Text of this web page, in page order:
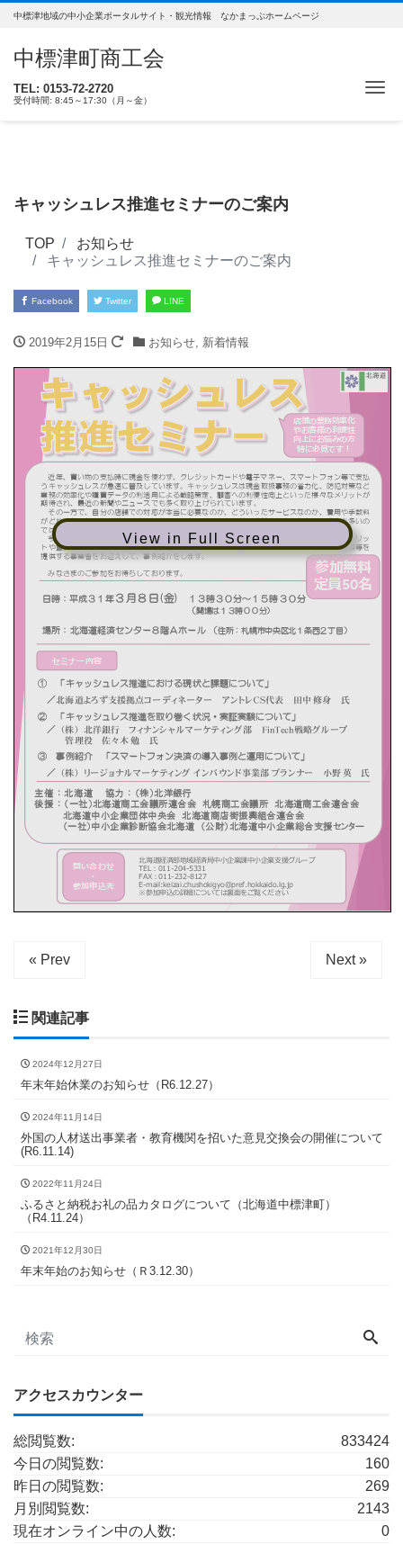
中標津地域の中小企業ポータルサイト・観光情報 なかまっぷホームページ
中標津町商工会
TEL: 0153-72-2720
受付時間: 8:45～17:30（月～金）
ナ
キャッシュレス推進セミナーのご案内
TOP
お知らせ
キャッシュレス推進セミナーのご案内
Facebook Twitter LINE
2019年2月15日 お知らせ, 新着情報
View in Full Screen
« Prev Next »
関連記事
2024年12月27日
年末年始休業のお知らせ（R6.12.27）
2024年11月14日
外国の人材送出事業者・教育機関を招いた意見交換会の開催について
(R6.11.14)
2022年11月24日
ふるさと納税お礼の品カタログについて（北海道中標津町）
（R4.11.24）
2021年12月30日
年末年始のお知らせ（Ｒ3.12.30）
アクセスカウンター
833424
総閲覧数:
160
今日の閲覧数:
269
昨日の閲覧数:
2143
月別閲覧数:
0
現在オンライン中の人数: